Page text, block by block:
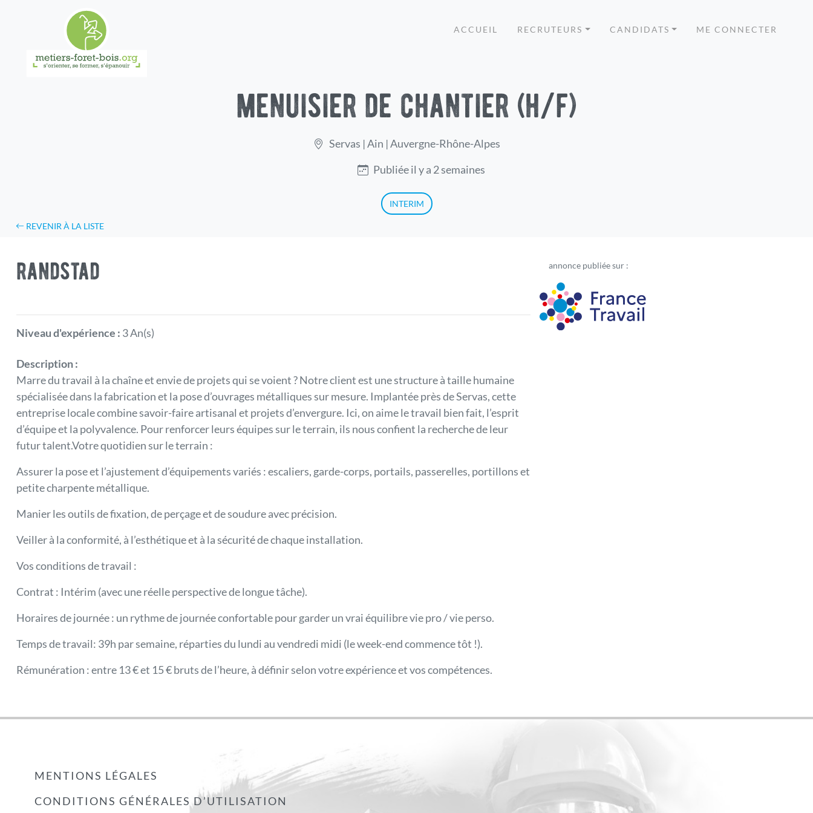
ACCUEIL RECRUTEURS CANDIDATS ME CONNECTER
menuisier de chantier (h/f)
Servas | Ain | Auvergne-Rhône-Alpes
Publiée il y a 2 semaines
INTERIM
REVENIR À LA LISTE
randstad
Niveau d'expérience : 3 An(s)
Description :
Marre du travail à la chaîne et envie de projets qui se voient ? Notre client est une structure à taille humaine
spécialisée dans la fabrication et la pose d’ouvrages métalliques sur mesure. Implantée près de Servas, cette
entreprise locale combine savoir-faire artisanal et projets d’envergure. Ici, on aime le travail bien fait, l’esprit
d’équipe et la polyvalence. Pour renforcer leurs équipes sur le terrain, ils nous confient la recherche de leur
futur talent.Votre quotidien sur le terrain :
Assurer la pose et l’ajustement d’équipements variés : escaliers, garde-corps, portails, passerelles, portillons et
petite charpente métallique.
Manier les outils de fixation, de perçage et de soudure avec précision.
Veiller à la conformité, à l’esthétique et à la sécurité de chaque installation.
Vos conditions de travail :
Contrat : Intérim (avec une réelle perspective de longue tâche).
Horaires de journée : un rythme de journée confortable pour garder un vrai équilibre vie pro / vie perso.
Temps de travail: 39h par semaine, réparties du lundi au vendredi midi (le week-end commence tôt !).
Rémunération : entre 13 € et 15 € bruts de l’heure, à définir selon votre expérience et vos compétences.
annonce publiée sur :
MENTIONS LÉGALES
CONDITIONS GÉNÉRALES D’UTILISATION